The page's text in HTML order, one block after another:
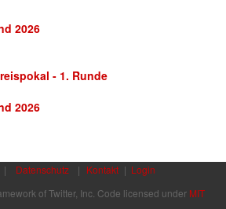
2026
- 1. Runde
2026
| Datenschutz | Kontakt | Login
of Twitter, Inc. Code licensed under MIT